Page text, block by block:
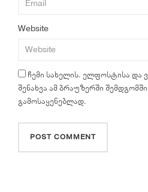
Website
ჩემი სახელის. ელფოსტისა და
შენახვა ამ ბრაუზერში
გამოსაყენებლად.